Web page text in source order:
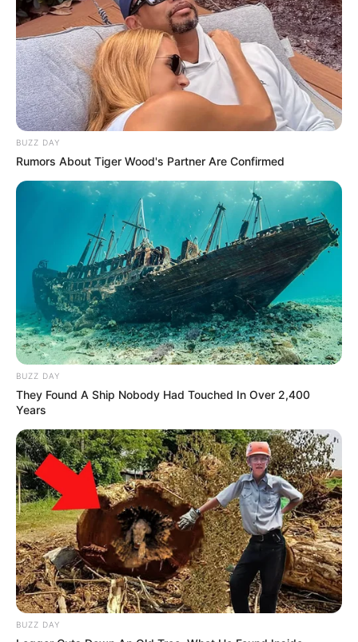
BUZZ DAY
Rumors About Tiger Wood's Partner Are Confirmed
BUZZ DAY
They Found A Ship Nobody Had Touched In Over 2,400
Years
BUZZ DAY